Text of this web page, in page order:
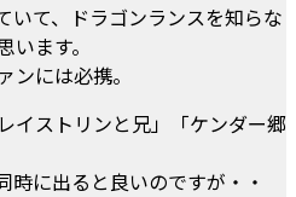
いて、ドラゴンランスを知らな
ます。
ンには必携。
イストリンと兄」「ケンダー郷
時に出ると良いのですが・・